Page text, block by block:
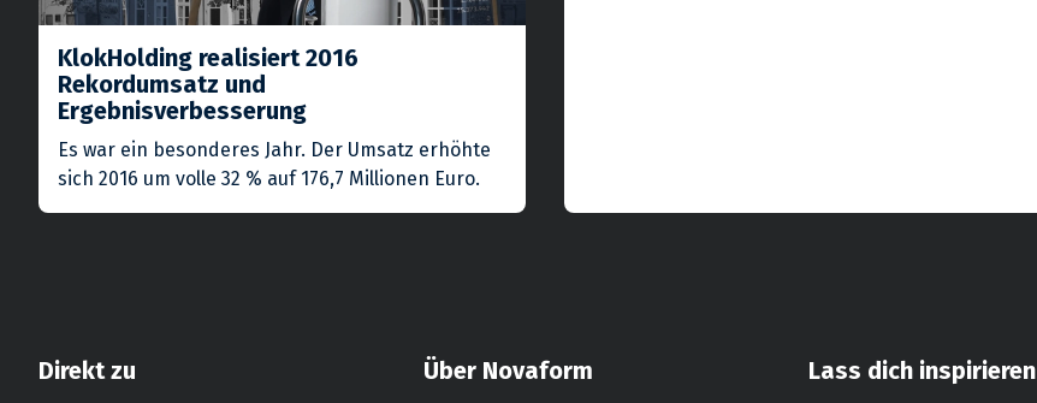
KlokHolding realisiert 2016
Rekordumsatz und
Ergebnisverbesserung
Es war ein besonderes Jahr. Der Umsatz erhöhte
sich 2016 um volle 32 % auf 176,7 Millionen Euro.
Direkt zu Über Novaform Lass dich inspirieren